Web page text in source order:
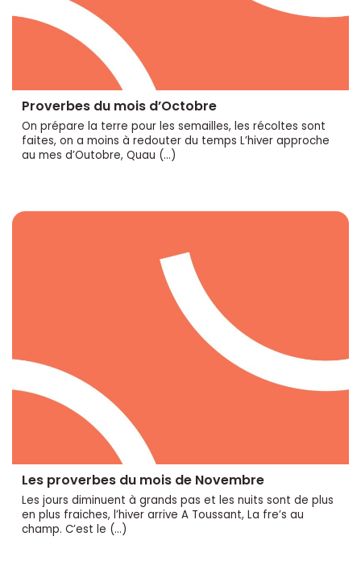
Proverbes du mois d’Octobre
On prépare la terre pour les semailles, les récoltes sont
faites, on a moins à redouter du temps L’hiver approche
au mes d’Outobre, Quau (…)
Les proverbes du mois de Novembre
Les jours diminuent à grands pas et les nuits sont de plus
en plus fraiches, l’hiver arrive A Toussant, La fre’s au
champ. C’est le (…)